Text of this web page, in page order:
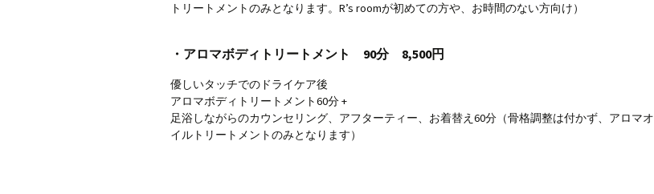
トリートメントのみとなります。R’s roomが初めての方や、お時間のない方向け）
・アロマボディトリートメント 90分 8,500円
優しいタッチでのドライケア後
アロマボディトリートメント60分 +
足浴しながらのカウンセリング、アフターティー、お着替え60分（骨格調整は付かず、アロマオ
イルトリートメントのみとなります）